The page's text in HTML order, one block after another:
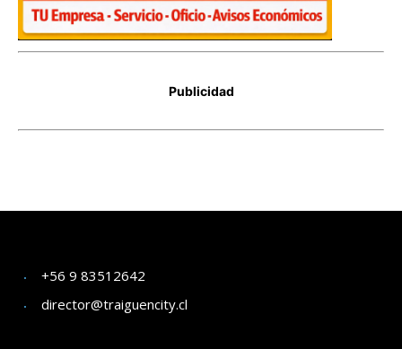
+56 9 83512642
director@traiguencity.cl